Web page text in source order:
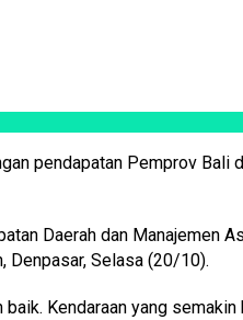
pendapatan Pemprov
Daerah dan Manajemen
Denpasar, Selasa (20/10).
Kendaraan yang